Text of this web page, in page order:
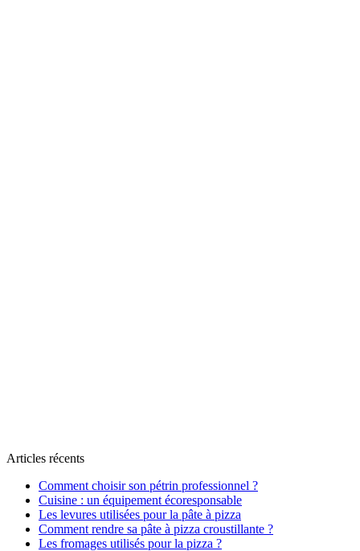
Articles récents
Comment choisir son pétrin professionnel ?
Cuisine : un équipement écoresponsable
Les levures utilisées pour la pâte à pizza
Comment rendre sa pâte à pizza croustillante ?
Les fromages utilisés pour la pizza ?